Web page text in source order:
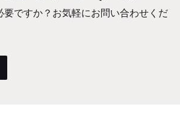
要ですか？お気軽にお問い合わせくだ